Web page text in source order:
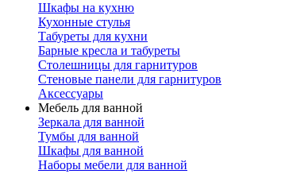
Шкафы на кухню
Кухонные стулья
Табуреты для кухни
Барные кресла и табуреты
Столешницы для гарнитуров
Стеновые панели для гарнитуров
Аксессуары
Мебель для ванной
Зеркала для ванной
Тумбы для ванной
Шкафы для ванной
Наборы мебели для ванной